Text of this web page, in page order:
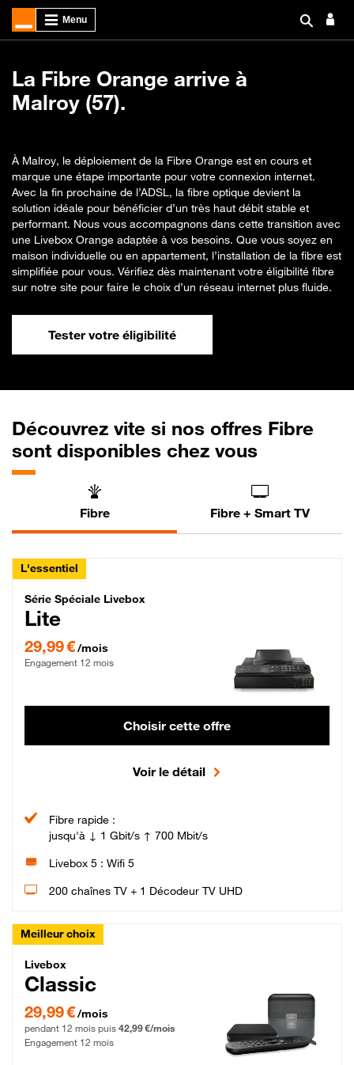
La Fibre Orange arrive à
Malroy (57).
À Malroy, le déploiement de la Fibre Orange est en cours et
marque une étape importante pour votre connexion internet.
Avec la fin prochaine de l’ADSL, la fibre optique devient la
solution idéale pour bénéficier d’un très haut débit stable et
performant. Nous vous accompagnons dans cette transition avec
une Livebox Orange adaptée à vos besoins. Que vous soyez en
maison individuelle ou en appartement, l’installation de la fibre est
simplifiée pour vous. Vérifiez dès maintenant votre éligibilité fibre
sur notre site pour faire le choix d’un réseau internet plus fluide.
Tester votre éligibilité
Découvrez vite si nos offres Fibre
sont disponibles chez vous
Fibre Fibre + Smart TV
L'essentiel
Série Spéciale Livebox Lite Fibre
Série Spéciale Livebox
Lite
29,99 €/mois
Engagement 12 mois
Choisir cette offre
Voir le détail
Fibre rapide :
jusqu'à ↓ 1 Gbit/s ↑ 700 Mbit/s
Livebox 5 : Wifi 5
200 chaînes TV + 1 Décodeur TV UHD
Meilleur choix
Livebox Classic Fibre
Livebox
Classic
29,99 € par mois pendant 12 mois puis 42,99 € par mois, Engagement 12 mois
29,99 €/mois
pendant 12 mois puis 42,99 €/mois
Engagement 12 mois